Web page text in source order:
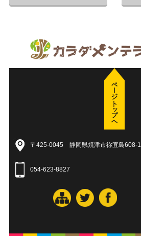
〒425-0045 静岡県焼津市祢宜島608-1
054-623-8827